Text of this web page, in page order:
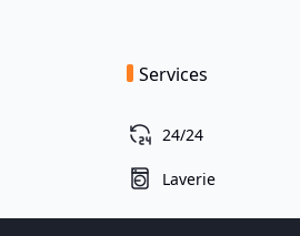
Services
24/24
Laverie